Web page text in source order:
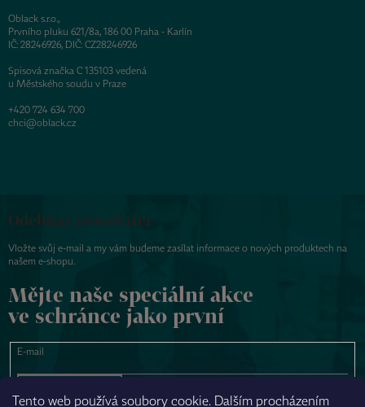
Tento web používá soubory cookie. Dalším procházením
Oblack s.r.o.,
Prvního pluku 621/8a, 186 00 Praha - Karlín
IČ: 28246926, DIČ: CZ28246926
Spisová značka C 135103 vedená
u Městského soudu v Praze
+420 724 634 700
chci@oblack.cz
Odebírat newsletter
Vložte svůj e-mail a my vám budeme zasílat informace o nových produktech na
našem e-shopu.
Mějte naše speciální akce
ve schránce jako první
E-mail